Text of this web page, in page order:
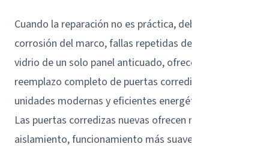
Cuando la reparación no es práctica, debido a
corrosión del marco, fallas repetidas de sellos, o
vidrio de un solo panel anticuado, ofrecemos
reemplazo completo de puertas corredizas con
unidades modernas y eficientes energéticamente.
Las puertas corredizas nuevas ofrecen mejor
aislamiento, funcionamiento más suave, mejor